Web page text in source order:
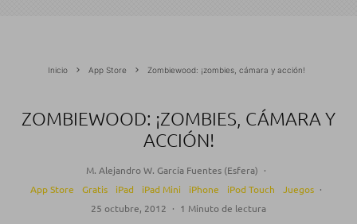
Inicio App Store Zombiewood: ¡zombies, cámara y acción!
ZOMBIEWOOD: ¡ZOMBIES, CÁMARA Y
ACCIÓN!
M. Alejandro W. García Fuentes (Esfera) ·
App Store
Gratis iPad iPad Mini iPhone iPod Touch Juegos ·
25 octubre, 2012 · 1 Minuto de lectura